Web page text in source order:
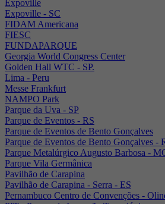
Expoville
Expoville - SC
FIDAM Americana
FIESC
FUNDAPARQUE
Georgia World Congress Center
Golden Hall WTC - SP.
Lima - Peru
Messe Frankfurt
NAMPO Park
Parque da Uva - SP
Parque de Eventos - RS
Parque de Eventos de Bento Gonçalves
Parque de Eventos de Bento Gonçalves -
Parque Metalúrgico Augusto Barbosa -
Parque Vila Germânica
Pavilhão de Carapina
Pavilhão de Carapina - Serra - ES
Pernambuco Centro de Convenções -